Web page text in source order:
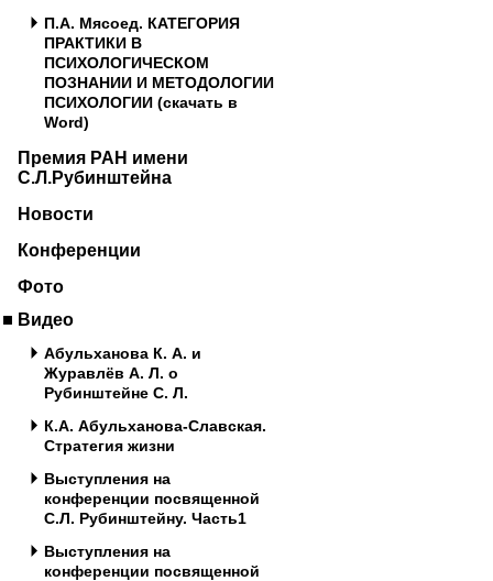
П.А. Мясоед. КАТЕГОРИЯ
ПРАКТИКИ В
ПСИХОЛОГИЧЕСКОМ
ПОЗНАНИИ И МЕТОДОЛОГИИ
ПСИХОЛОГИИ (скачать в
Word)
Премия РАН имени
С.Л.Рубинштейна
Новости
Конференции
Фото
Видео
Абульханова К. А. и
Журавлёв А. Л. о
Рубинштейне С. Л.
К.А. Абульханова-Славская.
Стратегия жизни
Выступления на
конференции посвященной
С.Л. Рубинштейну. Часть1
Выступления на
конференции посвященной